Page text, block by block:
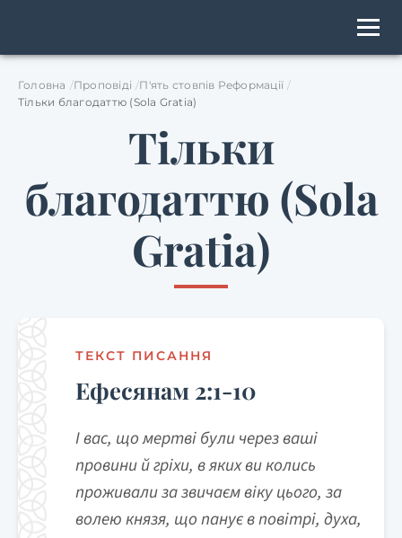
Головна Проповіді
П'ять стовпів Реформації
Тільки благодаттю (Sola Gratia)
Тільки
благодаттю (Sola
Gratia)
ТЕКСТ ПИСАННЯ
Ефесянам 2:1-10
І вас, що мертві були через ваші
провини й гріхи, в яких ви колись
проживали за звичаєм віку цього, за
волею князя, що панує в повітрі, духа,